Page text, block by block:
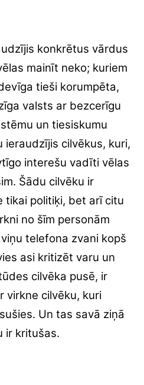
konkrētus vārdus
mainīt neko; kuriem
tieši korumpēta,
valsts ar bezcerīgu
un tiesiskumu
ieraudzījis cilvēkus, kuri,
interešu vadīti vēlas
Šādu cilvēku ir
tikai politiķi, bet arī citu
no šīm personām
telefona zvani kopš
asi kritizēt varu un
cilvēka pusē, ir
virkne cilvēku, kuri
Un tas savā ziņā
ir kritušas.